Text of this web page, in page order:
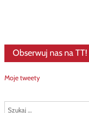
Obserwuj nas na TT!
Moje tweety
Szukaj: